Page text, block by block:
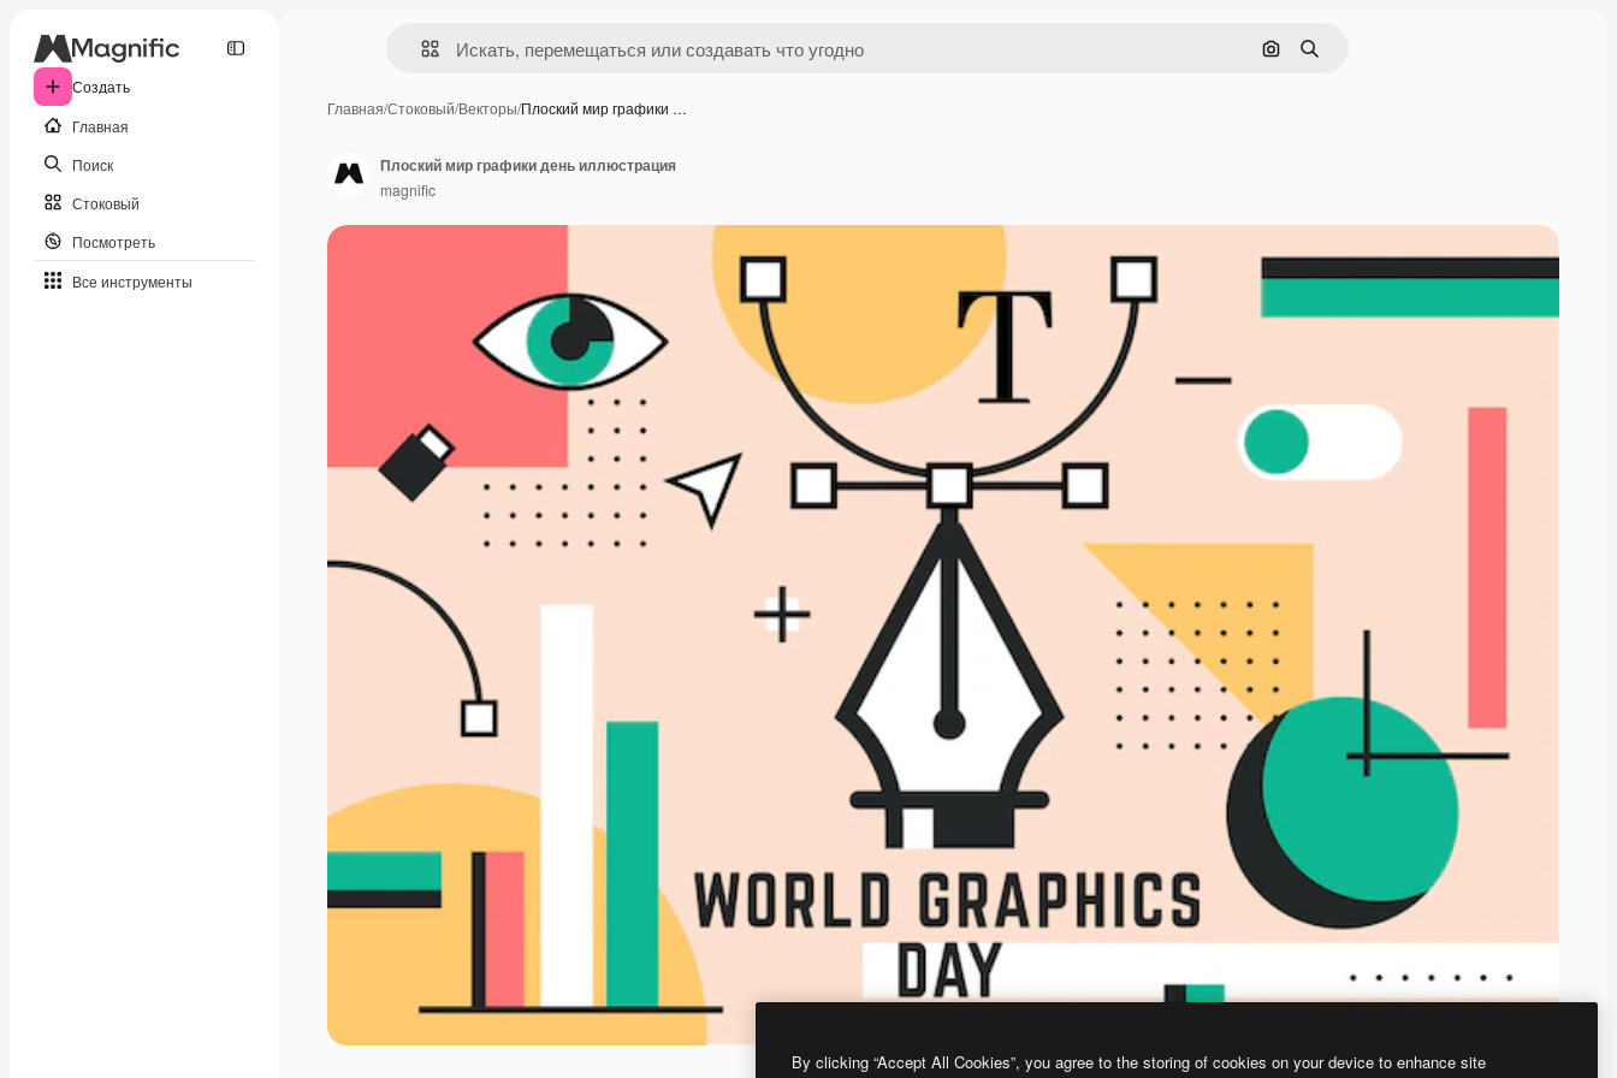
Создать
Главная
Поиск
Стоковый
Посмотреть
Все инструменты
Поиск по изображению
Поиск
Главная/Стоковый/Векторы/Плоский мир графики …
Плоский мир графики день иллюстрация
magnific
By clicking “Accept All Cookies”, you agree to the storing of cookies on your device to enhance site